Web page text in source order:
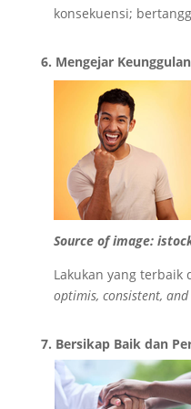
konsekuensi;
6. Mengejar Keunggulan
Source of image:
Lakukan yang terbaik
optimis, consistent, and
7. Bersikap Baik dan